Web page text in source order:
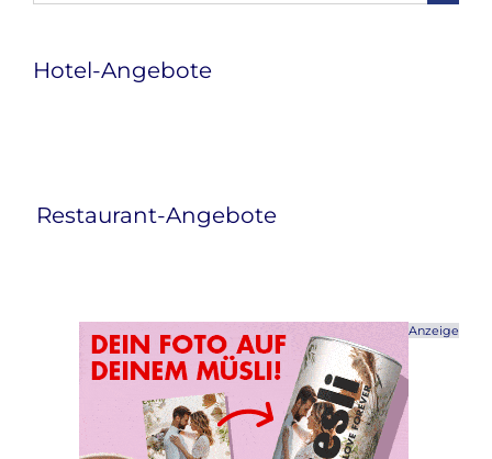
nach:
Hotel-Angebote
Restaurant-Angebote
Anzeige